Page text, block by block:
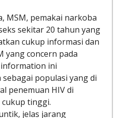
MSM, pemakai narkoba
sekitar 20 tahun yang
cukup informasi dan
yang concern pada
information ini
populasi yang di
penemuan HIV di
tinggi.
jelas jarang